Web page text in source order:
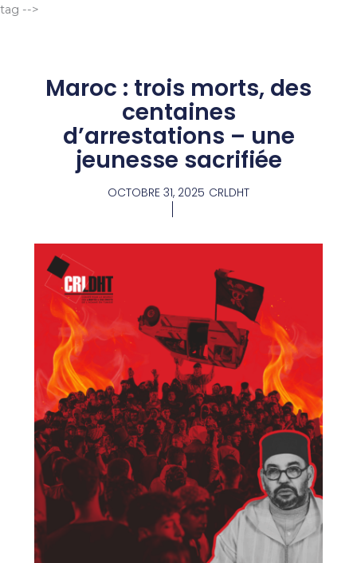
tag -->
Maroc : trois morts, des
centaines
d’arrestations – une
jeunesse sacrifiée
OCTOBRE 31, 2025 CRLDHT